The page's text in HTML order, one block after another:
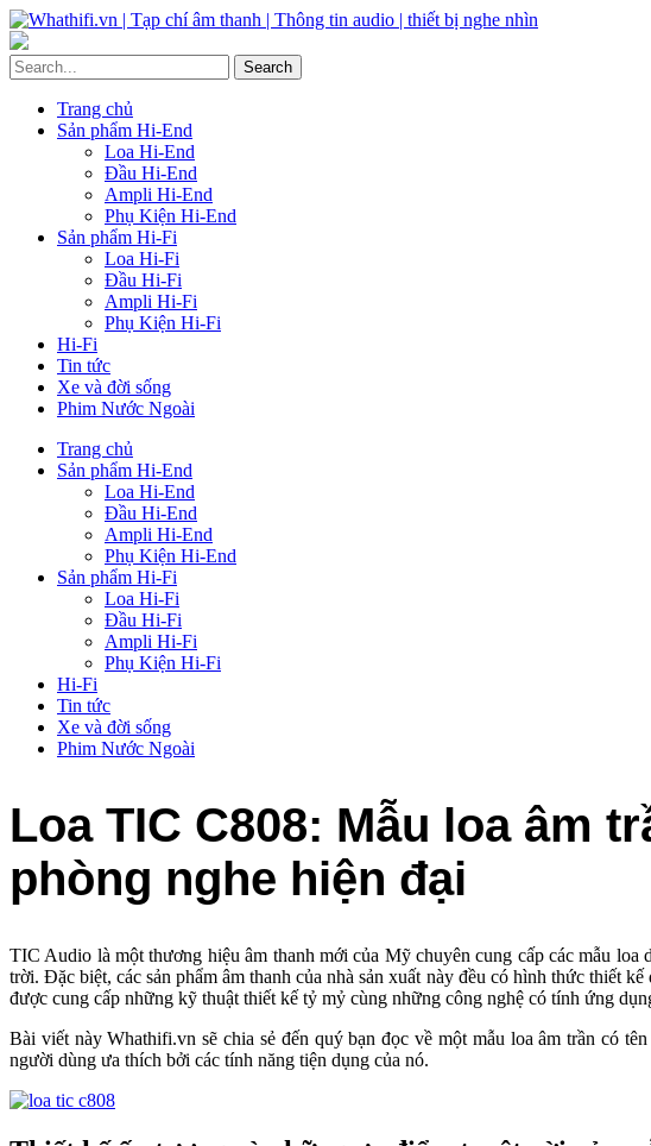
Trang chủ
Sản phẩm Hi-End
Loa Hi-End
Đầu Hi-End
Ampli Hi-End
Phụ Kiện Hi-End
Sản phẩm Hi-Fi
Loa Hi-Fi
Đầu Hi-Fi
Ampli Hi-Fi
Phụ Kiện Hi-Fi
Hi-Fi
Tin tức
Xe và đời sống
Phim Nước Ngoài
Trang chủ
Sản phẩm Hi-End
Loa Hi-End
Đầu Hi-End
Ampli Hi-End
Phụ Kiện Hi-End
Sản phẩm Hi-Fi
Loa Hi-Fi
Đầu Hi-Fi
Ampli Hi-Fi
Phụ Kiện Hi-Fi
Hi-Fi
Tin tức
Xe và đời sống
Phim Nước Ngoài
Loa TIC C808: Mẫu loa âm
phòng nghe hiện đại
TIC Audio là một thương hiệu âm thanh mới của Mỹ chuyên cung cấp các mẫu
trời. Đặc biệt, các sản phẩm âm thanh của nhà sản xuất này đều có hình thức thiết
được cung cấp những kỹ thuật thiết kế tỷ mỷ cùng những công nghệ có tính ứng
Bài viết này Whathifi.vn sẽ chia sẻ đến quý bạn đọc về một mẫu loa âm trần có
người dùng ưa thích bởi các tính năng tiện dụng của nó.